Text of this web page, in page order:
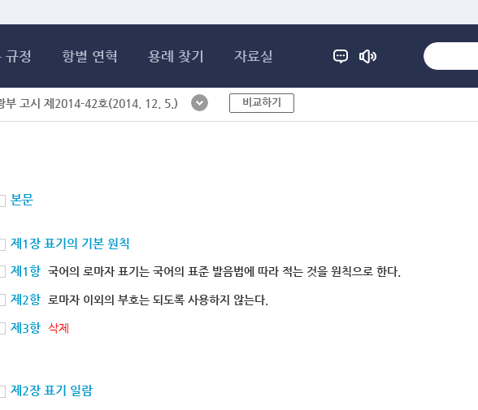
규정 항별 연혁 용례 찾기 자료실
부 고시 제2014-42호(2014. 12. 5.) 비교하기
본문
제1장 표기의 기본 원칙
제1항 국어의 로마자 표기는 국어의 표준 발음법에 따라 적는 것을 원칙으로 한다.
제2항 로마자 이외의 부호는 되도록 사용하지 않는다.
제3항 삭제
제2장 표기 일람